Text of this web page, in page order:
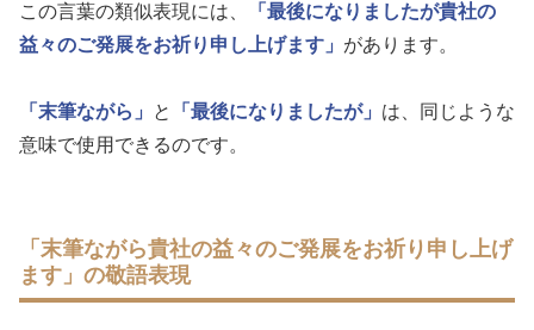
この言葉の類似表現には、
「最後になりましたが貴社の
益々のご発展をお祈り申し上げます」 があります。
「末筆ながら」 と 「最後になりましたが」 は、同じような
意味で使用できるのです。
「末筆ながら貴社の益々のご発展をお祈り申し上げ
ます」の敬語表現